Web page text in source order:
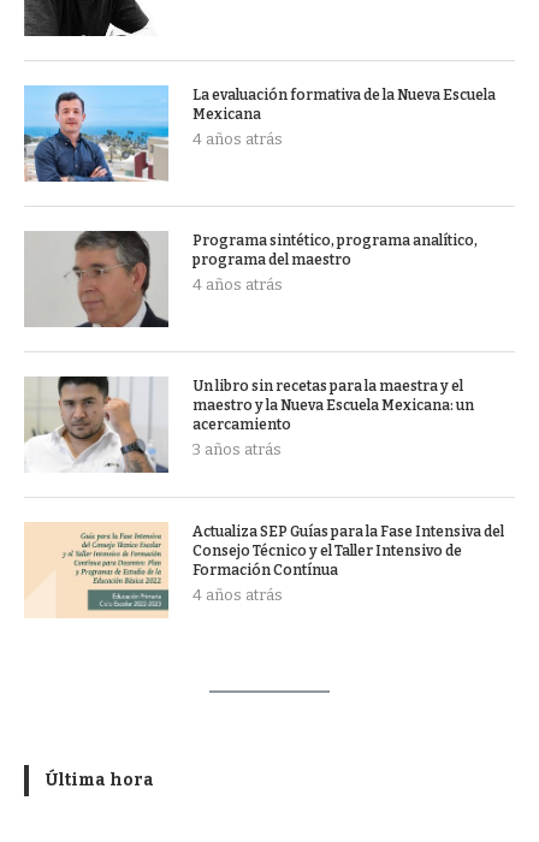
La evaluación formativa de la Nueva Escuela
Mexicana
4 años atrás
Programa sintético, programa analítico,
programa del maestro
4 años atrás
Un libro sin recetas para la maestra y el
maestro y la Nueva Escuela Mexicana: un
acercamiento
3 años atrás
Actualiza SEP Guías para la Fase Intensiva del
Consejo Técnico y el Taller Intensivo de
Formación Contínua
4 años atrás
Última hora